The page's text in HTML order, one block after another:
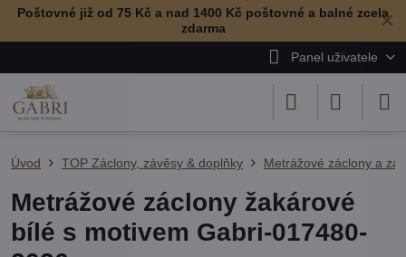
✕
Poštovné již od 75 Kč a nad 1400 Kč poštovné a balné zcela
zdarma
Panel uživatele
Úvod TOP Záclony, závěsy & doplňky Metrážové záclony a
Metrážové záclony žakárové
bílé s motivem Gabri-017480-